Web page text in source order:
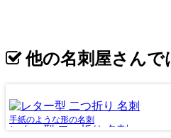
他の名刺屋さんで
手紙のような形の名刺
レター型 二つ折り 名刺